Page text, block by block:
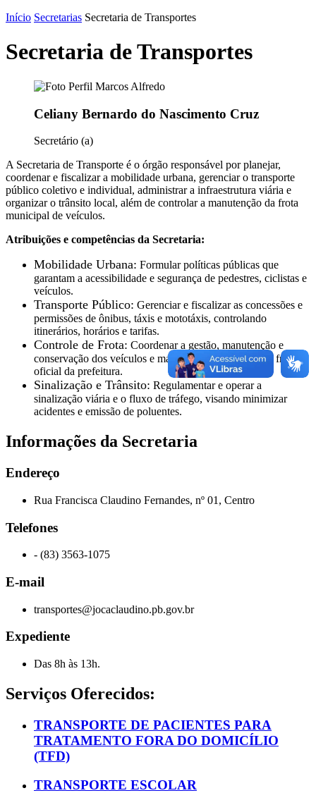
Início Secretarias Secretaria de Transportes
Secretaria de Transportes
Celiany Bernardo do Nascimento Cruz
Secretário (a)
A Secretaria de Transporte é o órgão responsável porplanejar,
coordenar e fiscalizar a mobilidade urbana, gerenciar o transporte
público coletivo e individual, administrar a infraestrutura viária e
organizar o trânsito local, além de controlar a manutenção da frota
municipal de veículos.
Atribuições e competências da Secretaria:
Mobilidade Urbana: Formular políticas públicas que
garantam a acessibilidade e segurança de pedestres, ciclistas e
veículos.
Transporte Público: Gerenciar e fiscalizar as concessões e
permissões de ônibus, táxis e mototáxis, controlando
itinerários, horários e tarifas.
Controle de Frota: Coordenar a gestão, manutenção e
conservação dos veículos e máquinas que compõem a frota
oficial da prefeitura.
Sinalização e Trânsito: Regulamentar e operar a
sinalização viária e o fluxo de tráfego, visando minimizar
acidentes e emissão de poluentes.
Informações da Secretaria
Endereço
Rua Francisca Claudino Fernandes, nº 01, Centro
Telefones
- (83) 3563-1075
E-mail
transportes@jocaclaudino.pb.gov.br
Expediente
Das 8h às 13h.
Serviços Oferecidos:
TRANSPORTE DE PACIENTES PARA
TRATAMENTO FORA DO DOMICÍLIO
(TFD)
TRANSPORTE ESCOLAR